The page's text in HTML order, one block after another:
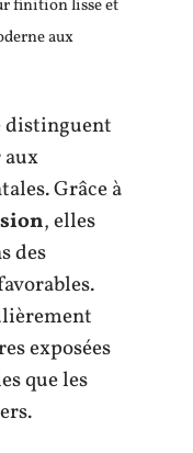
finition lisse et
aux
distinguent
aux
Grâce à
, elles
des
exposées
que les